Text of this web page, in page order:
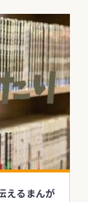
えるまんが